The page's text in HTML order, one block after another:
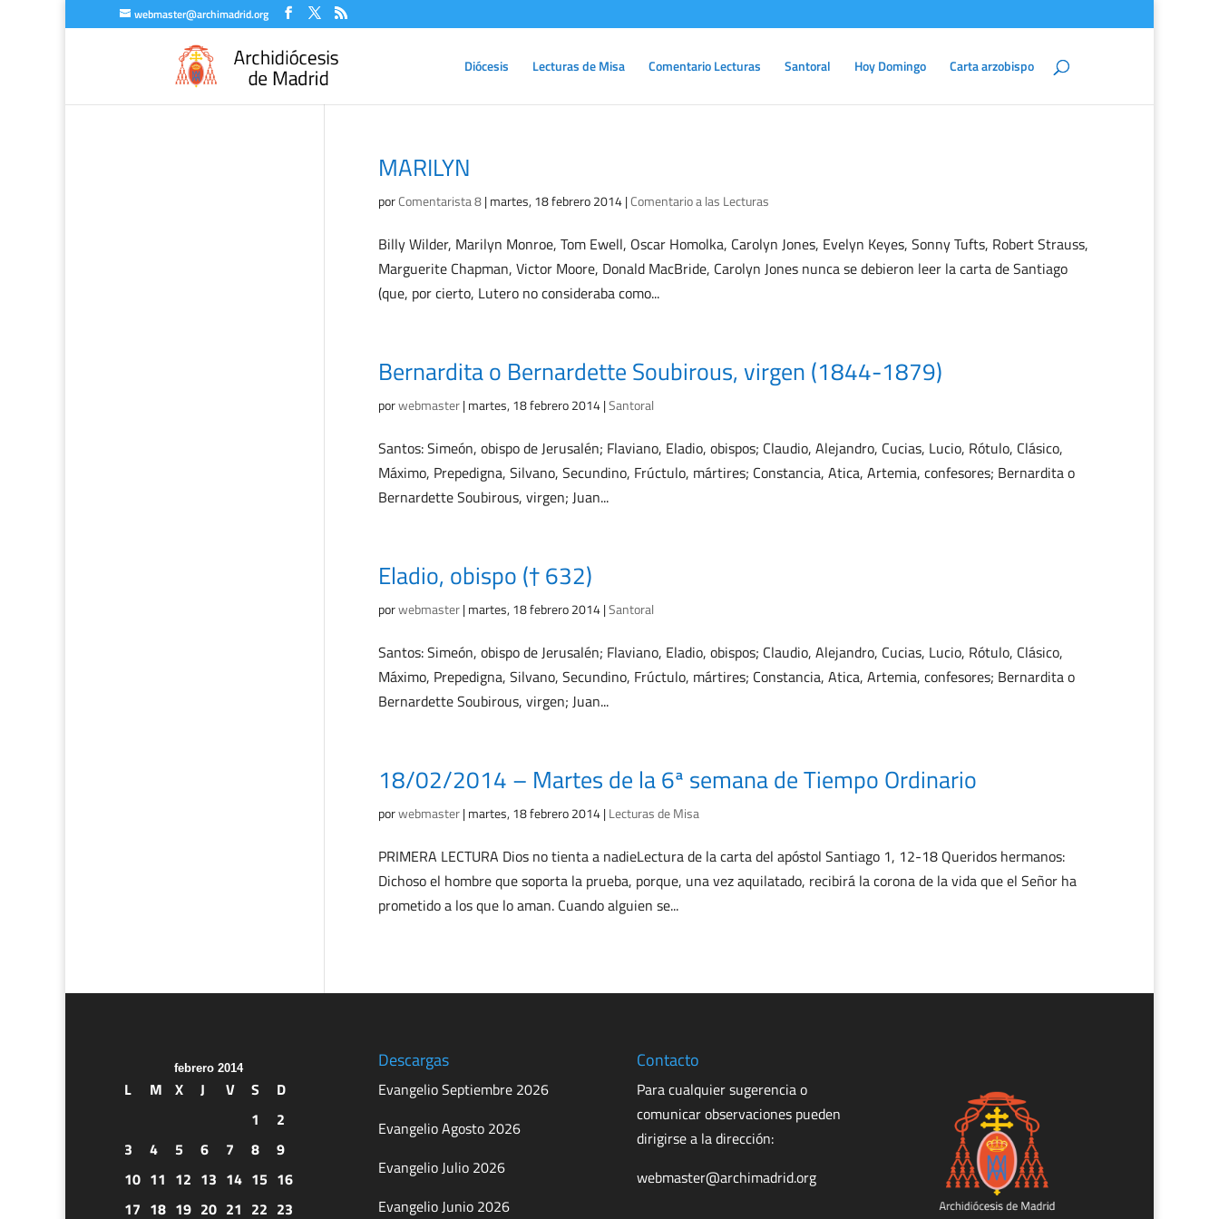
webmaster@archimadrid.org
Diócesis Lecturas de Misa Comentario Lecturas Santoral Hoy Domingo Carta arzobispo
MARILYN
porComentarista 8|martes, 18 febrero 2014|Comentario a las Lecturas
Billy Wilder, Marilyn Monroe, Tom Ewell, Oscar Homolka, Carolyn Jones, Evelyn Keyes, Sonny Tufts, Robert Strauss,
Marguerite Chapman, Victor Moore, Donald MacBride, Carolyn Jones nunca se debieron leer la carta de Santiago
(que, por cierto, Lutero no consideraba como...
Bernardita o Bernardette Soubirous, virgen (1844-1879)
porwebmaster|martes, 18 febrero 2014|Santoral
Santos: Simeón, obispo de Jerusalén; Flaviano, Eladio, obispos; Claudio, Alejandro, Cucias, Lucio, Rótulo, Clásico,
Máximo, Prepedigna, Silvano, Secundino, Frúctulo, mártires; Constancia, Atica, Artemia, confesores; Bernardita o
Bernardette Soubirous, virgen; Juan...
Eladio, obispo († 632)
porwebmaster|martes, 18 febrero 2014|Santoral
Santos: Simeón, obispo de Jerusalén; Flaviano, Eladio, obispos; Claudio, Alejandro, Cucias, Lucio, Rótulo, Clásico,
Máximo, Prepedigna, Silvano, Secundino, Frúctulo, mártires; Constancia, Atica, Artemia, confesores; Bernardita o
Bernardette Soubirous, virgen; Juan...
18/02/2014 – Martes de la 6ª semana de Tiempo Ordinario
porwebmaster|martes, 18 febrero 2014|Lecturas de Misa
PRIMERA LECTURA Dios no tienta a nadieLectura de la carta del apóstol Santiago 1, 12-18 Queridos hermanos:
Dichoso el hombre que soporta la prueba, porque, una vez aquilatado, recibirá la corona de la vida que el Señor ha
prometido a los que lo aman. Cuando alguien se...
febrero 2014
L M X J V S
D
1
2
3
4 5 6 7 8
9
10 11 12 13 14 15 16
17 18 19 20 21 22 23
Descargas
Evangelio Septiembre 2026
Evangelio Agosto 2026
Evangelio Julio 2026
Evangelio Junio 2026
Contacto
Para cualquier sugerencia o
comunicar observaciones pueden
dirigirse a la dirección:
webmaster@archimadrid.org